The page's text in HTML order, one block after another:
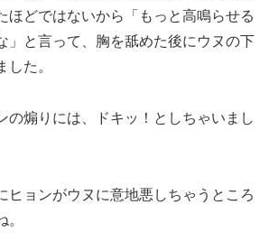
ほどではないから「もっと高鳴らせる
」と言って、胸を舐めた後にウヌの下
した。
の煽りには、ドキッ！としちゃいまし
ヒョンがウヌに意地悪しちゃうところ